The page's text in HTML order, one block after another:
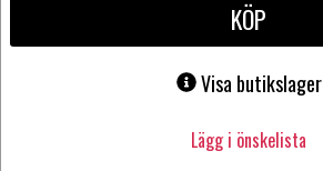
KÖP
Visa butikslager
Lägg i önskelista